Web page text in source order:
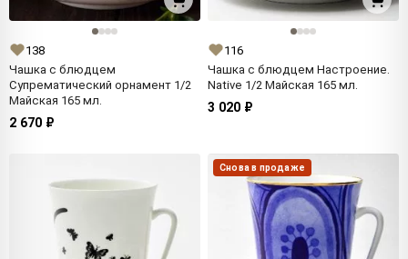
138
Чашка с блюдцем
Супрематический орнамент 1/2
Майская 165 мл.
2 670 ₽
116
Чашка с блюдцем Настроение.
Native 1/2 Майская 165 мл.
3 020 ₽
Снова в продаже